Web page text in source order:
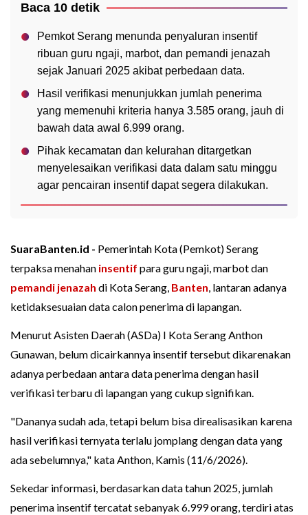
Baca 10 detik
Pemkot Serang menunda penyaluran insentif
ribuan guru ngaji, marbot, dan pemandi jenazah
sejak Januari 2025 akibat perbedaan data.
Hasil verifikasi menunjukkan jumlah penerima
yang memenuhi kriteria hanya 3.585 orang, jauh di
bawah data awal 6.999 orang.
Pihak kecamatan dan kelurahan ditargetkan
menyelesaikan verifikasi data dalam satu minggu
agar pencairan insentif dapat segera dilakukan.
SuaraBanten.id - Pemerintah Kota (Pemkot) Serang
terpaksa menahan insentif para guru ngaji, marbot dan
pemandi jenazah di Kota Serang, Banten, lantaran adanya
ketidaksesuaian data calon penerima di lapangan.
Menurut Asisten Daerah (ASDa) I Kota Serang Anthon
Gunawan, belum dicairkannya insentif tersebut dikarenakan
adanya perbedaan antara data penerima dengan hasil
verifikasi terbaru di lapangan yang cukup signifikan.
"Dananya sudah ada, tetapi belum bisa direalisasikan karena
hasil verifikasi ternyata terlalu jomplang dengan data yang
ada sebelumnya," kata Anthon, Kamis (11/6/2026).
Sekedar informasi, berdasarkan data tahun 2025, jumlah
penerima insentif tercatat sebanyak 6.999 orang, terdiri atas